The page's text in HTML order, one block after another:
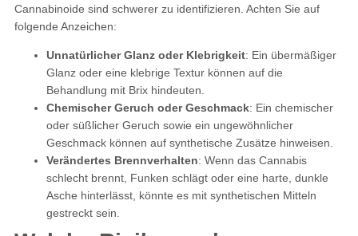
Cannabinoide sind schwerer zu identifizieren. Achten Sie auf
folgende Anzeichen:
Unnatürlicher Glanz oder Klebrigkeit: Ein übermäßiger
Glanz oder eine klebrige Textur können auf die
Behandlung mit Brix hindeuten.
Chemischer Geruch oder Geschmack: Ein chemischer
oder süßlicher Geruch sowie ein ungewöhnlicher
Geschmack können auf synthetische Zusätze hinweisen.
Verändertes Brennverhalten: Wenn das Cannabis
schlecht brennt, Funken schlägt oder eine harte, dunkle
Asche hinterlässt, könnte es mit synthetischen Mitteln
gestreckt sein.